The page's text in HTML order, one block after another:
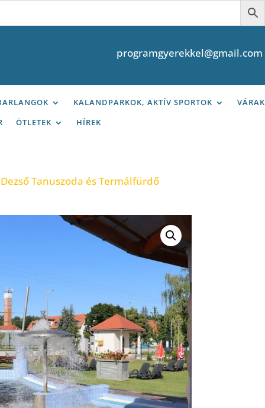
programgyerekkel@gmail.com
KALANDPARKOK, AKTÍV SPORTOK
VÁRAK
ÖTLETEK HÍREK
Tanuszoda és Termálfürdő